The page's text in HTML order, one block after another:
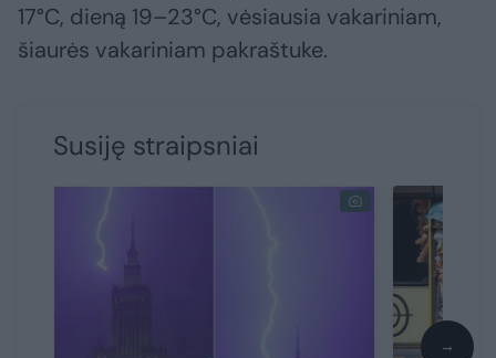
17°C, dieną 19–23°C, vėsiausia vakariniam,
šiaurės vakariniam pakraštuke.
Susiję straipsniai
→